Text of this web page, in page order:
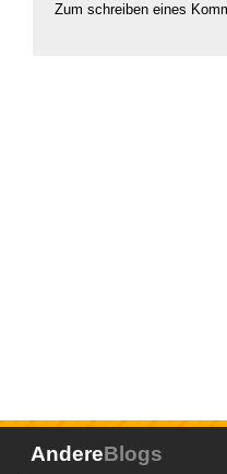
Zum schreiben eines
AndereBlogs